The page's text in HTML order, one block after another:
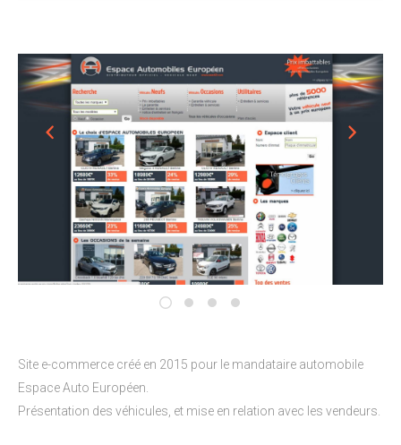
Site e-commerce créé en 2015 pour le mandataire automobile
Espace Auto Européen.
Présentation des véhicules, et mise en relation avec les vendeurs.